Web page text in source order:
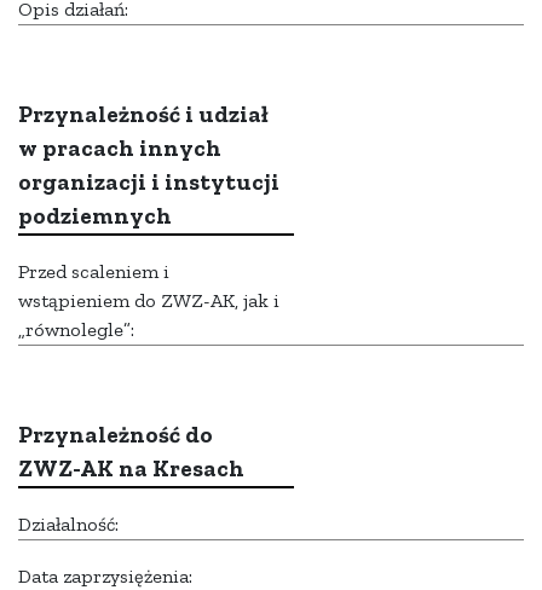
Opis działań:
Przynależność i udział
w pracach innych
organizacji i instytucji
podziemnych
Przed scaleniem i
wstąpieniem do ZWZ-AK, jak i
„równolegle”:
Przynależność do
ZWZ-AK na Kresach
Działalność:
Data zaprzysiężenia: